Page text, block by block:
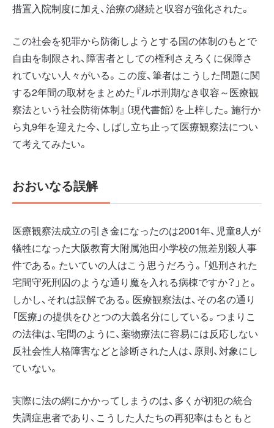
措置入院制度に加え、治療の継続と収容が強化された。
この社会を犯罪から防衛しようとする国の体制のもとで
自由を制限され、障害者としての権利さえろくに保障さ
れていない人々がいる。この度、筆者はこうした問題に関
する2年間の取材をまとめた『ルポ刑期なき収容～医療観
察法という社会防衛体制』（現代書館）を上梓した。施行か
ら丸9年を迎えた今、しばし立ち止って医療観察法につい
て考えてみたい。
おおいなる誤解
医療観察法成立の引き金になったのは2001年、児童8人が
犠牲になった大阪教育大附属池田小学校の無差別殺人事
件である。たいていの人はこう思うだろう。「処刑された
宅間守死刑囚のような通り魔を入れる病棟ですか？」と。
しかし、それは誤解である。医療観察法は、その名の通り
「医療」の提供をひとつの大義名分にしている。つまりこ
の法律は、宅間のように、薬物療法に容易には反応しない
反社会性人格障害などと診断された人は、原則、対象にし
ていない。
実際に法の網にかかってしまうのは、多くが初犯の統合
失調症患者であり、こうした人たちの再犯率はもともと